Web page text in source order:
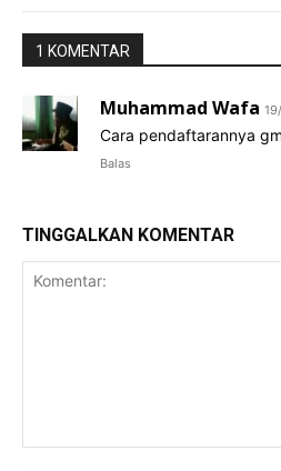
1 KOMENTAR
Muhammad Wafa
Cara pendaftarannya
Balas
TINGGALKAN KOMENTAR